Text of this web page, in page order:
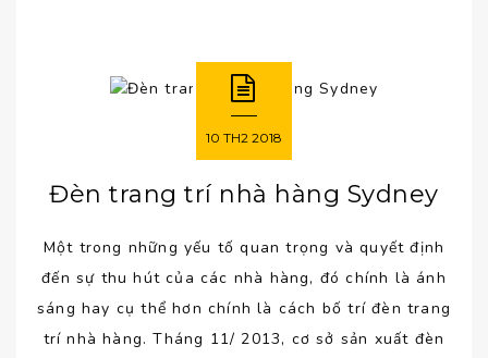
10 TH2 2018
Đèn trang trí nhà hàng Sydney
Một trong những yếu tố quan trọng và quyết định
đến sự thu hút của các nhà hàng, đó chính là ánh
sáng hay cụ thể hơn chính là cách bố trí đèn trang
trí nhà hàng. Tháng 11/ 2013, cơ sở sản xuất đèn